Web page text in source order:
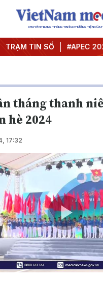
CHUYÊN TRANG THÔNG TIN ĐA PHƯƠNG TIỆN CỦA
TRẠM TIN SỐ
ương 3 #APEC 2027
tháng thanh
hè 2024
17:32